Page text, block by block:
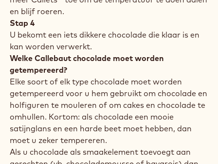
Stap 2
Verlaag de thermostaat (naar +/- 31 °C voor
donkere chocolade of tot +/- 29 °C voor
melkchocolade en witte chocolade) en voeg
onmiddellijk 5% Callets™ op kamertemperatuur toe.
Stap 3
Roer de chocolade goed zodat u er de stabiele
kristallen van de Callets™ grondig en gelijkmatig in
kunt mengen. Smelten de Callets™ te snel? Dat
betekent dat uw chocolade nog te warm is. Voeg
meer Callets™ toe om de temperatuur te doen dalen
en blijf roeren.
Stap 4
U bekomt een iets dikkere chocolade die klaar is en